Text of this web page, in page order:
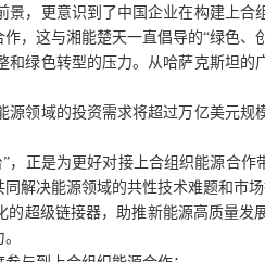
，更意识到了中国企业在构建上
，这与湘能楚天一直倡导的“绿色、
绿色转型的压力。从哈萨克斯坦
领域的投资需求将超过万亿美元规
正是为更好对接上合组织能源合作
解决能源领域的共性技术难题和市场
超级链接器，助推新能源高质量发